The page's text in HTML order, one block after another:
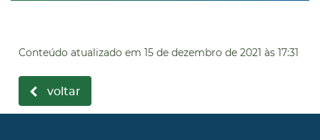
Conteúdo atualizado em 15 de dezembro de 2021 às 17:31
voltar